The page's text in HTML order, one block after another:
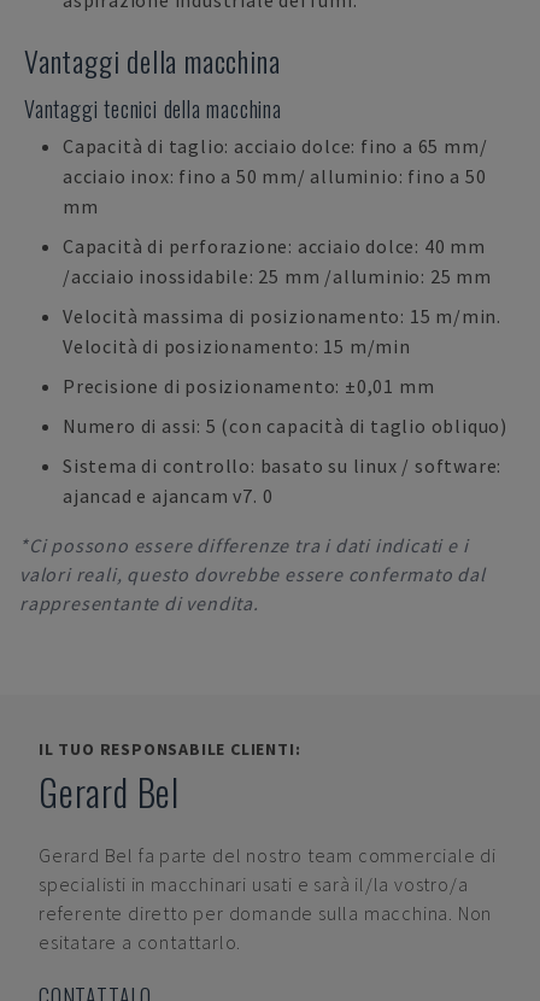
Vantaggi della macchina
Vantaggi tecnici della macchina
Capacità di taglio: acciaio dolce: fino a 65 mm/
acciaio inox: fino a 50 mm/ alluminio: fino a 50
mm
Capacità di perforazione: acciaio dolce: 40 mm
/acciaio inossidabile: 25 mm /alluminio: 25 mm
Velocità massima di posizionamento: 15 m/min.
Velocità di posizionamento: 15 m/min
Precisione di posizionamento: ±0,01 mm
Numero di assi: 5 (con capacità di taglio obliquo)
Sistema di controllo: basato su linux / software:
ajancad e ajancam v7. 0
*Ci possono essere differenze tra i dati indicati e i
valori reali, questo dovrebbe essere confermato dal
rappresentante di vendita.
IL TUO RESPONSABILE CLIENTI:
Gerard Bel
Gerard Bel fa parte del nostro team commerciale di
specialisti in macchinari usati e sarà il/la vostro/a
referente diretto per domande sulla macchina. Non
esitatare a contattarlo.